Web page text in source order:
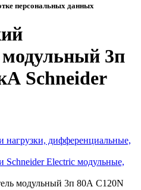
персональных данных
3п
Schneider
нагрузки, дифференциальные,
Schneider Electric модульные,